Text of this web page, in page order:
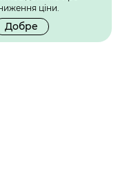
ціни.
Добре